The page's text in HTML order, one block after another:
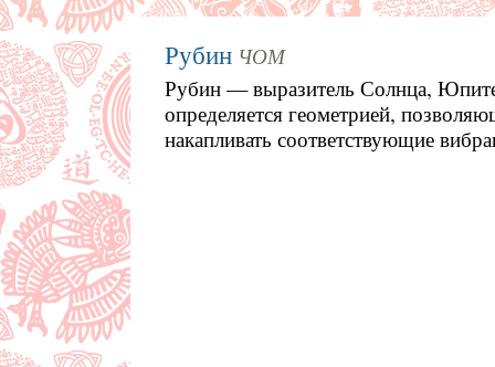
Рубин ЧОМ
Рубин — выразитель Солнца,
определяется геометрией,
накапливать соответствующие